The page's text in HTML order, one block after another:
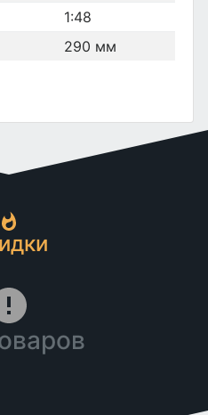
1:48
290 мм